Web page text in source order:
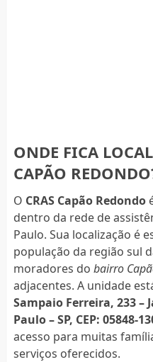
ONDE FICA
CAPÃO
O CRAS Capão Redondo
dentro da rede de
Paulo. Sua localização é
população da região sul
moradores do bairro
adjacentes. A unidade
Sampaio Ferreira, 233 –
Paulo – SP, CEP: 05848-
acesso para muitas
serviços oferecidos.